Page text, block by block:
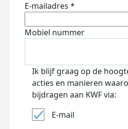
E-mailadres *
Mobiel nummer
Ik blijf graag op de
acties en manieren
bijdragen aan KWF via:
E-mail